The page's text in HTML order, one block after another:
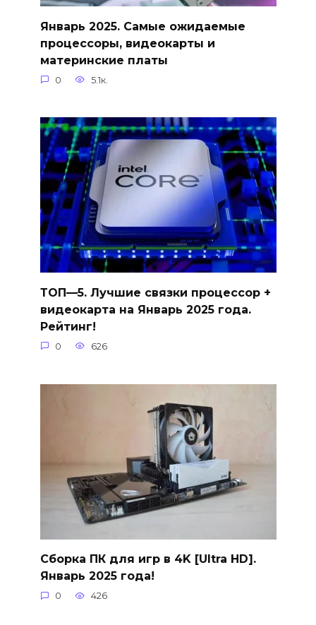
Январь 2025. Самые ожидаемые
процессоры, видеокарты и
материнские платы
0 5.1к.
ТОП—5. Лучшие связки процессор +
видеокарта на Январь 2025 года.
Рейтинг!
0 626
Сборка ПК для игр в 4K [Ultra HD].
Январь 2025 года!
0 426